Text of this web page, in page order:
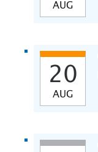
AUG
20
AUG